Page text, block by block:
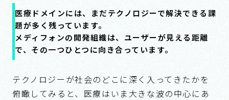
俯瞰してみると、医療はいま大きな波の中心にあ
ります。診療現場のオペレーション、患者と医療
従事者の間の言葉の壁、企業の健康管理。情報の
流れ方ひとつで、患者や健康リスクの高い方が必
エンジニアの仕事として、これほど社会的インパ
クトに直結する領域は多くありません。